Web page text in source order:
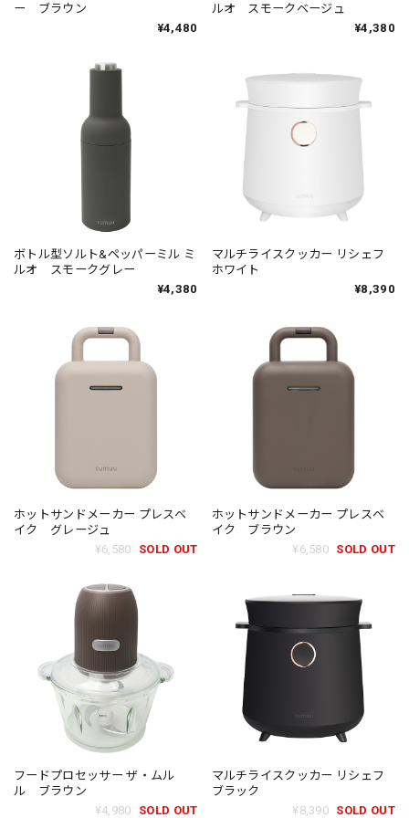
ー ブラウン
¥4,480
ルオ スモークベージュ
¥4,380
ボトル型ソルト&ペッパーミル ミ
ルオ スモークグレー
¥4,380
マルチライスクッカー リシェフ
ホワイト
¥8,390
ホットサンドメーカー プレスベ
イク グレージュ
¥6,580
SOLD OUT
ホットサンドメーカー プレスベ
イク ブラウン
¥6,580 SOLD OUT
フードプロセッサー ザ・ムル
ル ブラウン
¥4,980
SOLD OUT
マルチライスクッカー リシェフ
ブラック
¥8,390 SOLD OUT